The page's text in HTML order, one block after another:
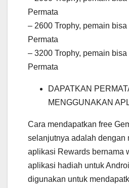
Permata
– 2600 Trophy, pemain
Permata
– 3200 Trophy, pemain
Permata
DAPATKAN
MENGGUNAKAN
Cara mendapatkan free
selanjutnya adalah dengan
aplikasi Rewards bernama
aplikasi hadiah untuk
digunakan untuk